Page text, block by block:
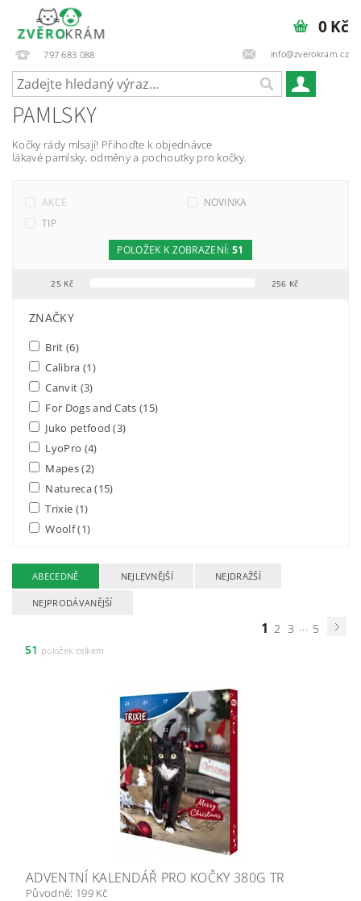
797 683 088 info@zverokram.cz
0 Kč
PAMLSKY
Kočky rády mlsají! Přihoďte k objednávce
lákavé pamlsky, odměny a pochoutky pro kočky.
AKCE
NOVINKA
TIP
25 Kč 256 Kč
POLOŽEK K ZOBRAZENÍ:51
FILTR PODLE PARAMETRŮ, VLASTNOSTÍ A VÝROBCŮ
ZNAČKY
Brit (6)
Calibra (1)
Canvit (3)
For Dogs and Cats(15)
Juko petfood(3)
LyoPro (4)
Mapes(2)
Natureca(15)
Trixie (1)
Woolf(1)
ABECEDNĚ NEJLEVNĚJŠÍ NEJDRAŽŠÍ
NEJPRODÁVANĚJŠÍ
1 2 3 ... 5
51 položek celkem
ADVENTNÍ KALENDÁŘ PRO KOČKY 380G TR
Původně: 199 Kč